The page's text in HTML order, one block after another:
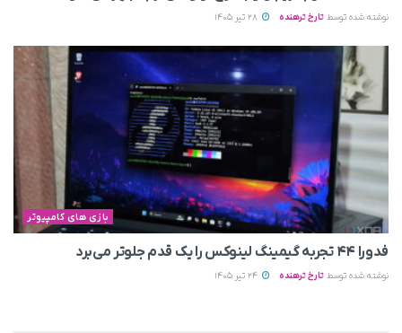
نوشته شده توسط تارخ ترهنده
بازی های کامپیوتر
فدورا ۴۴ تجربه گیمینگ لینوکس را یک قدم جلوتر می‌برد
نوشته شده توسط تارخ ترهنده